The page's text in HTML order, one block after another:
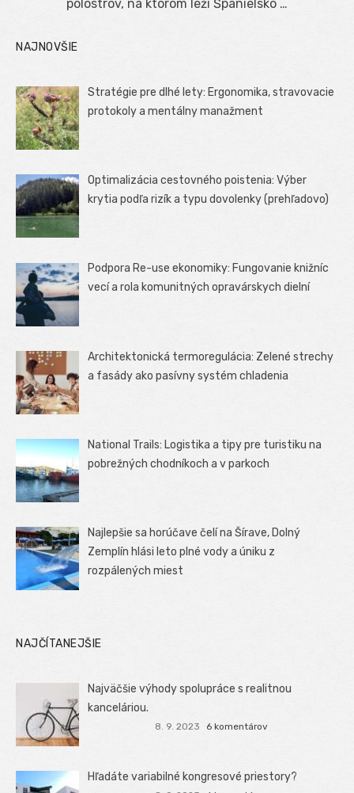
polostrov, na ktorom leží Španielsko …
NAJNOVŠIE
Stratégie pre dlhé lety: Ergonomika, stravovacie
protokoly a mentálny manažment
Optimalizácia cestovného poistenia: Výber
krytia podľa rizík a typu dovolenky (prehľadovo)
Podpora Re-use ekonomiky: Fungovanie knižníc
vecí a rola komunitných opravárskych dielní
Architektonická termoregulácia: Zelené strechy
a fasády ako pasívny systém chladenia
National Trails: Logistika a tipy pre turistiku na
pobrežných chodníkoch a v parkoch
Najlepšie sa horúčave čelí na Šírave, Dolný
Zemplín hlási leto plné vody a úniku z
rozpálených miest
NAJČÍTANEJŠIE
Najväčšie výhody spolupráce s realitnou
kanceláriou.
8. 9. 2023 6 komentárov
Hľadáte variabilné kongresové priestory?